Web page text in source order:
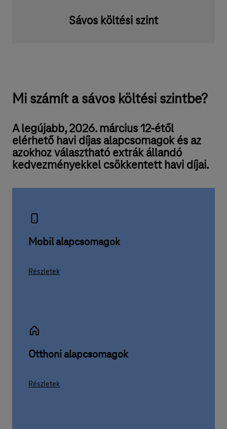
Sávos költési szint
Mi számít a sávos költési szintbe?
A legújabb, 2026. március 12-étől
elérhető havi díjas alapcsomagok és az
azokhoz választható extrák állandó
kedvezményekkel csökkentett havi díjai.
Mobil alapcsomagok
Részletek
Otthoni alapcsomagok
Részletek